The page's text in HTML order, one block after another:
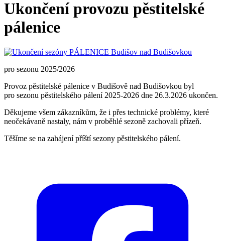
Ukončení provozu pěstitelské
pálenice
pro sezonu 2025/2026
Provoz pěstitelské pálenice v Budišově nad Budišovkou byl
pro sezonu pěstitelského pálení 2025-2026 dne 26.3.2026 ukončen.
Děkujeme všem zákazníkům, že i přes technické problémy, které
neočekávaně nastaly, nám v proběhlé sezoně zachovali přízeň.
Těšíme se na zahájení příští sezony pěstitelského pálení.